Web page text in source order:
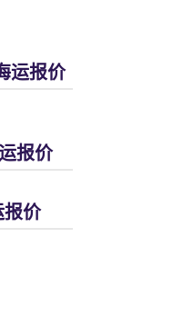
运报价
报价
价